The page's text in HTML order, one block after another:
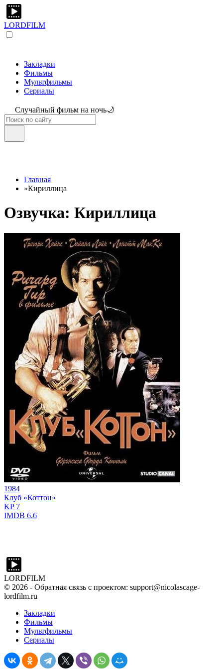
LORDFILM
Закладки
Фильмы
Мультфильмы
Сериалы
Случайный фильм на ночь🌙
Главная
»Кириллица
Озвучка: Кириллица
1984
Клуб «Коттон»
KP7
IMDB 6.6
LORDFILM
© 2026 - Обратная связь с проектом: support@nicolascage-
lordfilm.ru
Закладки
Фильмы
Мультфильмы
Сериалы